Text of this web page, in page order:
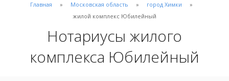
Главная Московская область
город Химки
жилой комплекс Юбилейный
Нотариусы жилого
комплекса Юбилейный